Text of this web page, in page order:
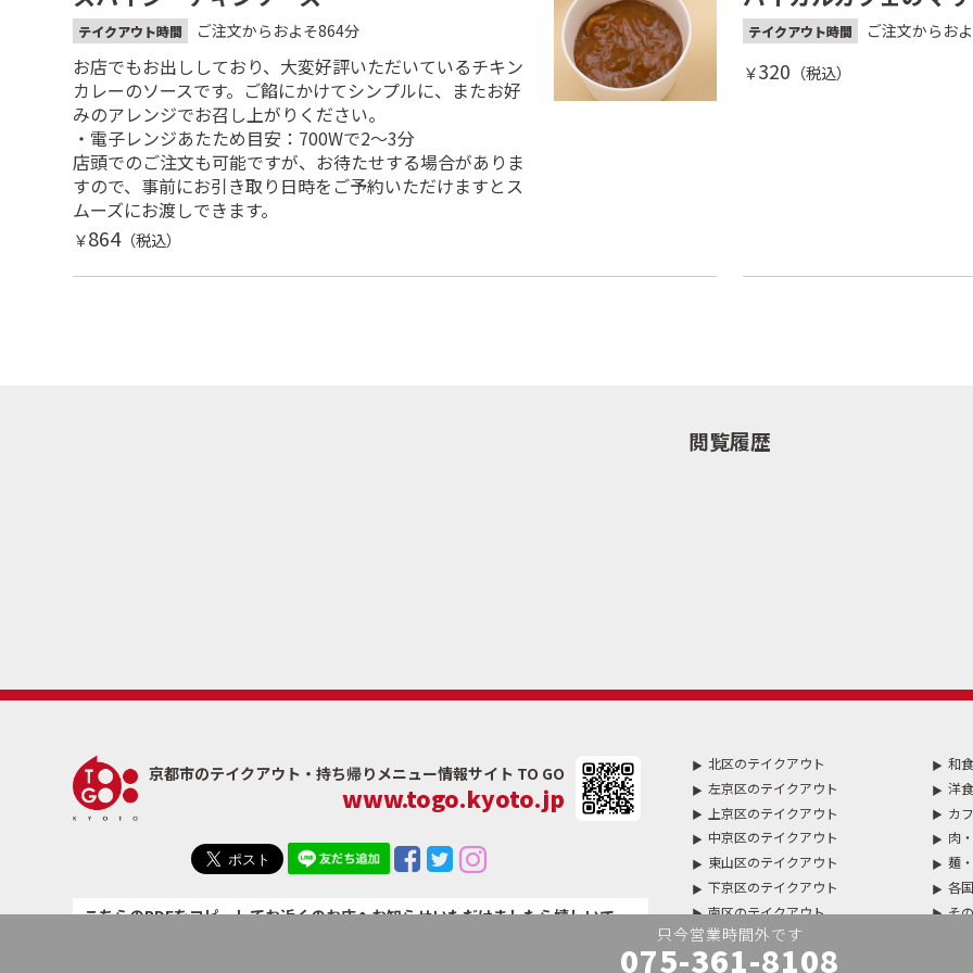
テイクアウト時間 ご注文からおよそ864分
お店でもお出ししており、大変好評いただいているチキン
カレーのソースです。ご餡にかけてシンプルに、またお好
みのアレンジでお召し上がりください。
・電子レンジあたため目安：700Wで2～3分
店頭でのご注文も可能ですが、お待たせする場合がありま
すので、事前にお引き取り日時をご予約いただけますとス
ムーズにお渡しできます。
￥864（税込）
テイクアウト時間 ご注文からお
￥320 （税込）
075-361-8108
閲覧履歴
京都市のテイクアウト・持ち帰りメニュー情報サイト TO GO
www.togo.kyoto.jp
こちらのPDFをコピーしてお近くのお店へお知らせいただけましたら嬉しいで
北区のテイクアウト
左京区のテイクアウト
上京区のテイクアウト
中京区のテイクアウト
東山区のテイクアウト
下京区のテイクアウト
南区のテイクアウト
右京区のテイクアウト
西京区のテイクアウト
和
洋
カ
肉
麺
各
そ